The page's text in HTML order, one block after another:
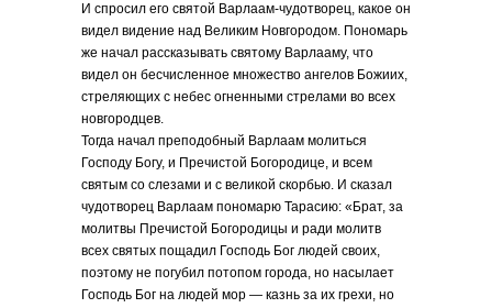
И спросил его святой Варлаам-чудотворец, какое он
видел видение над Великим Новгородом. Пономарь
же начал рассказывать святому Варлааму, что
видел он бесчисленное множество ангелов Божиих,
стреляющих с небес огненными стрелами во всех
новгородцев.
Тогда начал преподобный Варлаам молиться
Господу Богу, и Пречистой Богородице, и всем
святым со слезами и с великой скорбью. И сказал
чудотворец Варлаам пономарю Тарасию: «Брат, за
молитвы Пречистой Богородицы и ради молитв
всех святых пощадил Господь Бог людей своих,
поэтому не погубил потопом города, но насылает
Господь Бог на людей мор — казнь за их грехи, но